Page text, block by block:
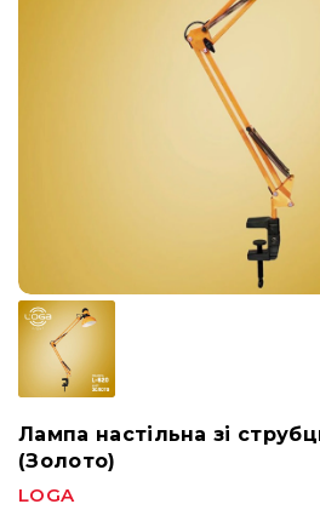
Лампа настільна зі
(Золото)
LOGA